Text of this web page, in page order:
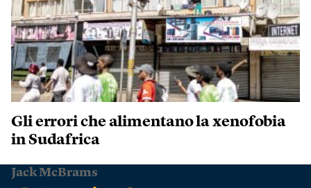
Gli errori che alimentano la xenofobia
in Sudafrica
Jack McBrams